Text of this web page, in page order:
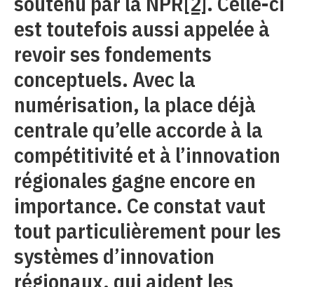
est toutefois aussi appelée à
revoir ses fondements
conceptuels. Avec la
numérisation, la place déjà
centrale qu’elle accorde à la
compétitivité et à l’innovation
régionales gagne encore en
importance. Ce constat vaut
tout particulièrement pour les
systèmes d’innovation
régionaux, qui aident les